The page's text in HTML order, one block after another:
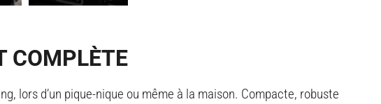
COMPLÈTE
lors d’un pique-nique ou même à la maison. Compacte, robuste